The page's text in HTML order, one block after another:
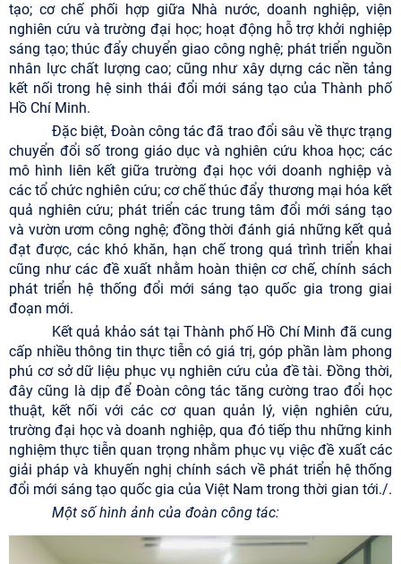
tạo; cơ chế phối hợp giữa Nhà nước, doanh nghiệp, viện
nghiên cứu và trường đại học; hoạt động hỗ trợ khởi nghiệp
sáng tạo; thúc đẩy chuyển giao công nghệ; phát triển nguồn
nhân lực chất lượng cao; cũng như xây dựng các nền tảng
kết nối trong hệ sinh thái đổi mới sáng tạo của Thành phố
Hồ Chí Minh.
Đặc biệt, Đoàn công tác đã trao đổi sâu về thực trạng
chuyển đổi số trong giáo dục và nghiên cứu khoa học; các
mô hình liên kết giữa trường đại học với doanh nghiệp và
các tổ chức nghiên cứu; cơ chế thúc đẩy thương mại hóa kết
quả nghiên cứu; phát triển các trung tâm đổi mới sáng tạo
và vườn ươm công nghệ; đồng thời đánh giá những kết quả
đạt được, các khó khăn, hạn chế trong quá trình triển khai
cũng như các đề xuất nhằm hoàn thiện cơ chế, chính sách
phát triển hệ thống đổi mới sáng tạo quốc gia trong giai
đoạn mới.
Kết quả khảo sát tại Thành phố Hồ Chí Minh đã cung
cấp nhiều thông tin thực tiễn có giá trị, góp phần làm phong
phú cơ sở dữ liệu phục vụ nghiên cứu của đề tài. Đồng thời,
đây cũng là dịp để Đoàn công tác tăng cường trao đổi học
thuật, kết nối với các cơ quan quản lý, viện nghiên cứu,
trường đại học và doanh nghiệp, qua đó tiếp thu những kinh
nghiệm thực tiễn quan trọng nhằm phục vụ việc đề xuất các
giải pháp và khuyến nghị chính sách về phát triển hệ thống
đổi mới sáng tạo quốc gia của Việt Nam trong thời gian tới./.
Một số hình ảnh của đoàn công tác: